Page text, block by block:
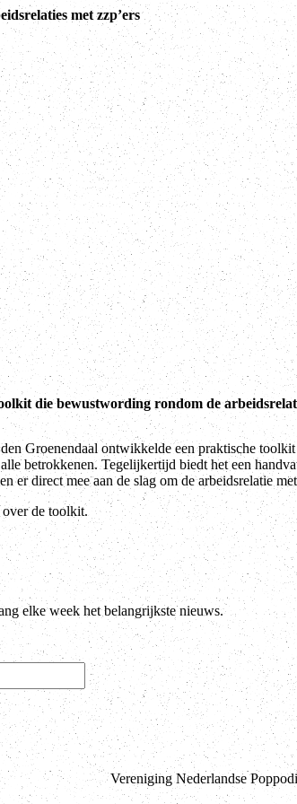
met zzp’ers
die bewustwording rondom de
Groenendaal ontwikkelde een praktische
betrokkenen. Tegelijkertijd biedt het een
er direct mee aan de slag om de arbeidsrelatie
de toolkit.
elke week het belangrijkste nieuws.
Vereniging Nederlandse